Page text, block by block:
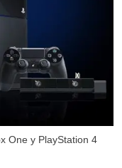
One y PlayStation 4
X